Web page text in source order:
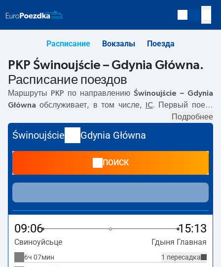
Расписание Вокзалы Поезда
PKP Świnoujście – Gdynia Główna.
Расписание поездов
Маршруты PKP по направлению Świnoujście – Gdynia
Główna обслуживает, в том числе, IC. Первый поезд
с вокзала PKP Świnoujście по
адресу
поезд до Gdynia Główna отправляется в 16:25. По
маршрутуŚwinoujście–Gdynia Głównaтакже курсируют
- предлагают более низкую цену билета
и, как правило, более долгое время в пути. Поезд
заканчивает маршрут на станции Gdynia Główna по
адресу
Подробнее
Świnoujście Gdynia Główna
ПОИСК
09:06 15:13
Свиноуйсьце Гдыня Главная
1 пересадка
6ч 07мин